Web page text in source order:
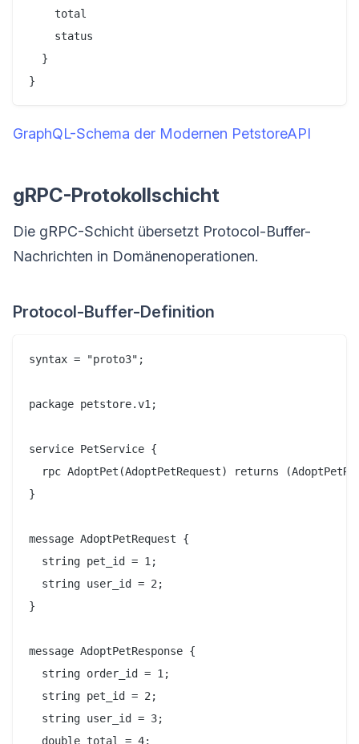
    total
    status
  }
GraphQL-Schema der Modernen PetstoreAPI
gRPC-Protokollschicht
Die gRPC-Schicht übersetzt Protocol-Buffer-
Nachrichten in Domänenoperationen.
Protocol-Buffer-Definition
syntax = "proto3";
package petstore.v1;
service PetService {
rpc AdoptPet(AdoptPetRequest) returns
}
message AdoptPetRequest {
  string pet_id = 1;
  string user_id = 2;
}
message AdoptPetResponse {
  string order_id = 1;
  string pet_id = 2;
  string user_id = 3;
  double total = 4;